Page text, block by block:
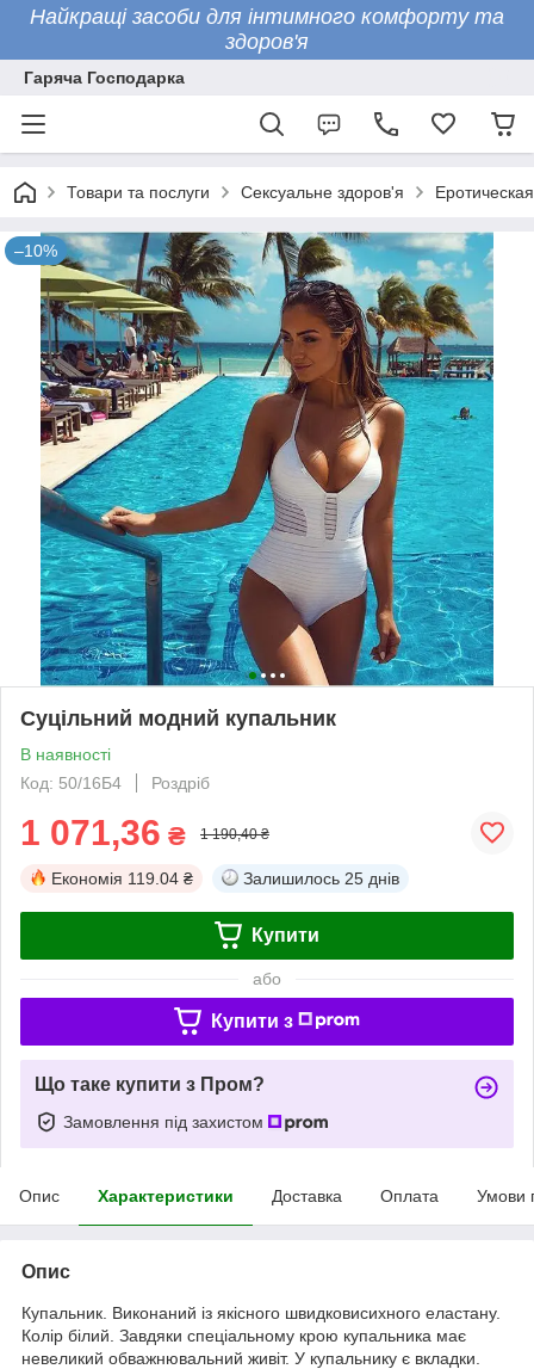
Найкращі засоби для інтимного комфорту та
здоров'я
Гаряча Господарка
Товари та послуги Сексуальне здоров'я
–10%
Суцільний модний купальник
В наявності
Код: 50/16Б4
Роздріб
1 071,36 ₴ 1 190,40 ₴
Економія 119.04 ₴ Залишилось 25 днів
Купити
або
Купити з
Що таке купити з Пром?
Замовлення під захистом
Опис Характеристики Доставка Оплата Умови
Опис
Купальник. Виконаний із якісного швидковисихного еластану.
Колір білий. Завдяки спеціальному крою купальника має
невеликий обважнювальний живіт. У купальнику є вкладки.